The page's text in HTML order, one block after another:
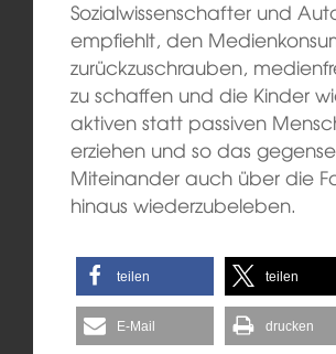
Sozialwissenschafter und
empfiehlt, den
zurückzuschrauben,
zu schaffen und die Kinder
aktiven statt passiven
erziehen und so das
Miteinander auch über die
hinaus wiederzubeleben.
teilen teilen
E-Mail drucken